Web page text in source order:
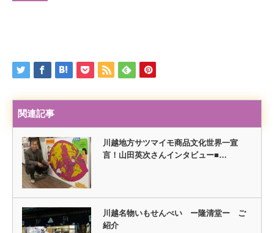
関連記事
川越地方サツマイモ商品文化世界一宣
言！山田英次さんインタビュー■…
川越名物いもせんべい ー隆清堂ー ご
紹介